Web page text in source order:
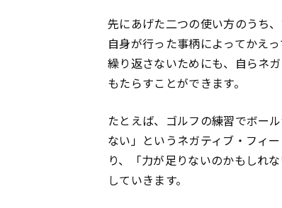
先にあげた二つの使い方のうち
自身が行った事柄によってかえ
繰り返さないためにも、自らネ
もたらすことができます。
たとえば、ゴルフの練習でボー
ない」というネガティブ・フィ
り、「力が足りないのかもしれ
していきます。